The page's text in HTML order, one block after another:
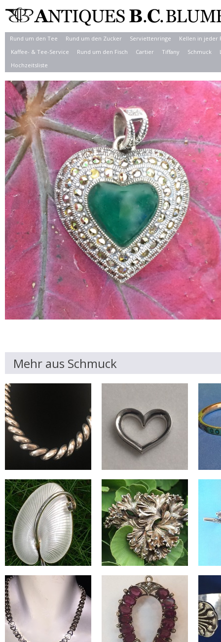
Rund um den Tee Rund um den Zucker Serviettenringe
Kellen in jeder
Kaffee- & Tee-Service
Rund um den Fisch Cartier Tiffany Schmuck
Hochzeitsliste
Mehr aus Schmuck